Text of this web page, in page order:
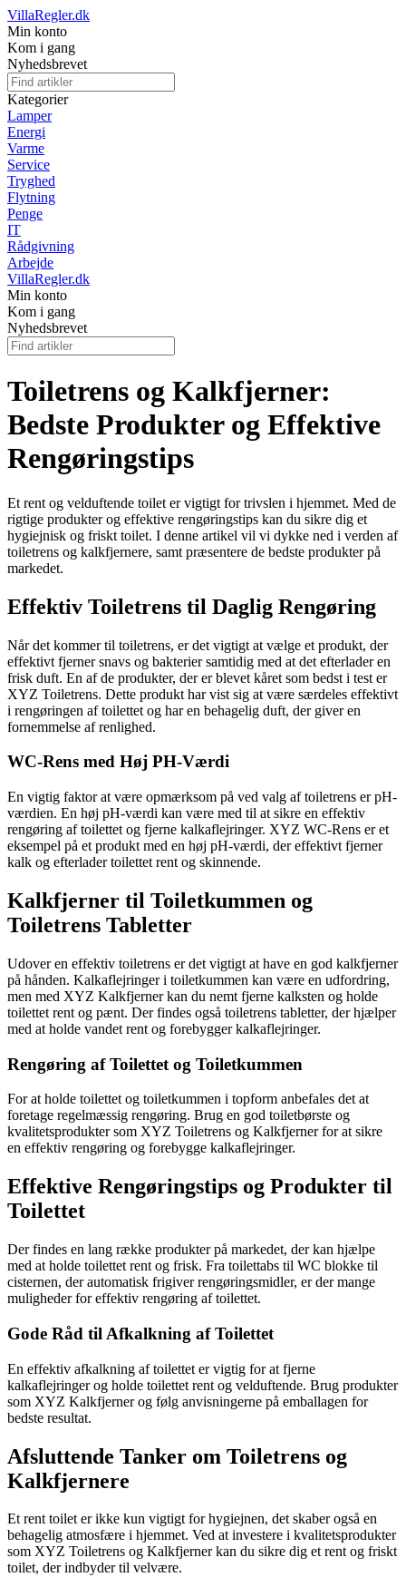
VillaRegler.dk
Min konto
Kom i gang
Nyhedsbrevet
Kategorier
Lamper
Energi
Varme
Service
Tryghed
Flytning
Penge
IT
Rådgivning
Arbejde
VillaRegler.dk
Min konto
Kom i gang
Nyhedsbrevet
Toiletrens og Kalkfjerner:
Bedste Produkter og Effektive
Rengøringstips
Et rent og velduftende toilet er vigtigt for trivslen i hjemmet. Med de
rigtige produkter og effektive rengøringstips kan du sikre dig et
hygiejnisk og friskt toilet. I denne artikel vil vi dykke ned i verden af
toiletrens og kalkfjernere, samt præsentere de bedste produkter på
markedet.
Effektiv Toiletrens til Daglig Rengøring
Når det kommer til toiletrens, er det vigtigt at vælge et produkt, der
effektivt fjerner snavs og bakterier samtidig med at det efterlader en
frisk duft. En af de produkter, der er blevet kåret som bedst i test er
XYZ Toiletrens. Dette produkt har vist sig at være særdeles effektivt
i rengøringen af toilettet og har en behagelig duft, der giver en
fornemmelse af renlighed.
WC-Rens med Høj PH-Værdi
En vigtig faktor at være opmærksom på ved valg af toiletrens er pH-
værdien. En høj pH-værdi kan være med til at sikre en effektiv
rengøring af toilettet og fjerne kalkaflejringer. XYZ WC-Rens er et
eksempel på et produkt med en høj pH-værdi, der effektivt fjerner
kalk og efterlader toilettet rent og skinnende.
Kalkfjerner til Toiletkummen og
Toiletrens Tabletter
Udover en effektiv toiletrens er det vigtigt at have en god kalkfjerner
på hånden. Kalkaflejringer i toiletkummen kan være en udfordring,
men med XYZ Kalkfjerner kan du nemt fjerne kalksten og holde
toilettet rent og pænt. Der findes også toiletrens tabletter, der hjælper
med at holde vandet rent og forebygger kalkaflejringer.
Rengøring af Toilettet og Toiletkummen
For at holde toilettet og toiletkummen i topform anbefales det at
foretage regelmæssig rengøring. Brug en god toiletbørste og
kvalitetsprodukter som XYZ Toiletrens og Kalkfjerner for at sikre
en effektiv rengøring og forebygge kalkaflejringer.
Effektive Rengøringstips og Produkter til
Toilettet
Der findes en lang række produkter på markedet, der kan hjælpe
med at holde toilettet rent og frisk. Fra toilettabs til WC blokke til
cisternen, der automatisk frigiver rengøringsmidler, er der mange
muligheder for effektiv rengøring af toilettet.
Gode Råd til Afkalkning af Toilettet
En effektiv afkalkning af toilettet er vigtig for at fjerne
kalkaflejringer og holde toilettet rent og velduftende. Brug produkter
som XYZ Kalkfjerner og følg anvisningerne på emballagen for
bedste resultat.
Afsluttende Tanker om Toiletrens og
Kalkfjernere
Et rent toilet er ikke kun vigtigt for hygiejnen, det skaber også en
behagelig atmosfære i hjemmet. Ved at investere i kvalitetsprodukter
som XYZ Toiletrens og Kalkfjerner kan du sikre dig et rent og friskt
toilet, der indbyder til velvære.